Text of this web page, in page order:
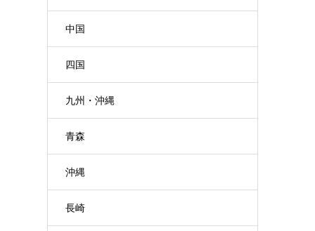
中国
四国
九州・沖縄
青森
沖縄
長崎